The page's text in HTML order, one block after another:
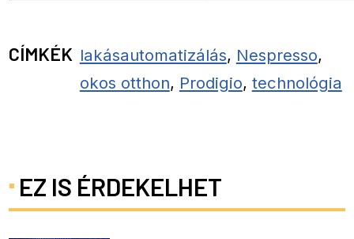
CÍMKÉK lakásautomatizálás, Nespresso,
okos otthon, Prodigio, technológia
EZ IS ÉRDEKELHET